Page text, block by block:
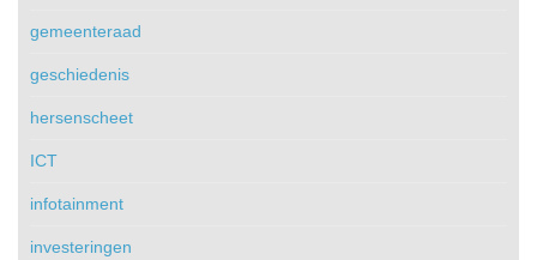
gemeenteraad
geschiedenis
hersenscheet
ICT
infotainment
investeringen